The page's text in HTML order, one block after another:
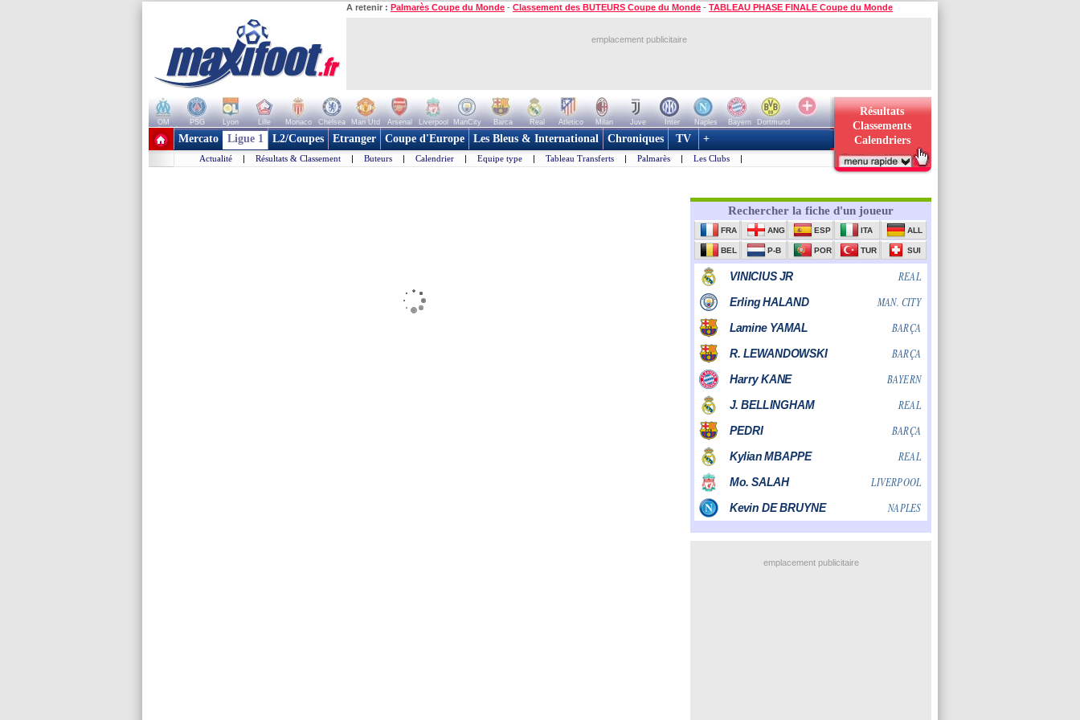
A retenir : Palmarès Coupe du Monde - Classement des BUTEURS Coupe du Monde - TABLEAU PHASE FINALE Coupe du Monde
emplacement publicitaire
OM PSG Lyon Lille Monaco Chelsea Man Utd Arsenal Liverpool ManCity Barca Real Atletico Milan Juve Inter Naples Bayern
Dortmund
+ de clubs
Résultats
Classements
Calendriers
Mercato Ligue 1 L2/Coupes Etranger Coupe d'Europe Les Bleus & International Chroniques TV +
Actualité | Résultats & Classement | Buteurs | Calendrier | Equipe type | Tableau Transferts | Palmarès | Les Clubs |
emplacement publicitaire